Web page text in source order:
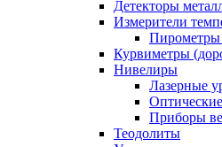
Детекторы
Измерители
Пирометры
Курвиметры
Нивелиры
Лазерные
Приборы
Теодолиты